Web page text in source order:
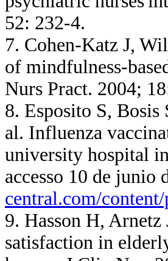
52: 232-4.
7. Cohen-Katz J,
of mindfulness-
Nurs Pract. 2004;
8. Esposito S,
al. Influenza
university hospital
accesso 10 de
central.com/
9. Hasson H,
satisfaction in